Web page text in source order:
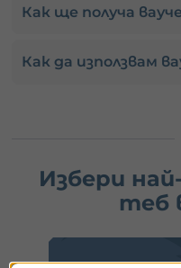
Как ще получа
Как да използвам
Избери
теб